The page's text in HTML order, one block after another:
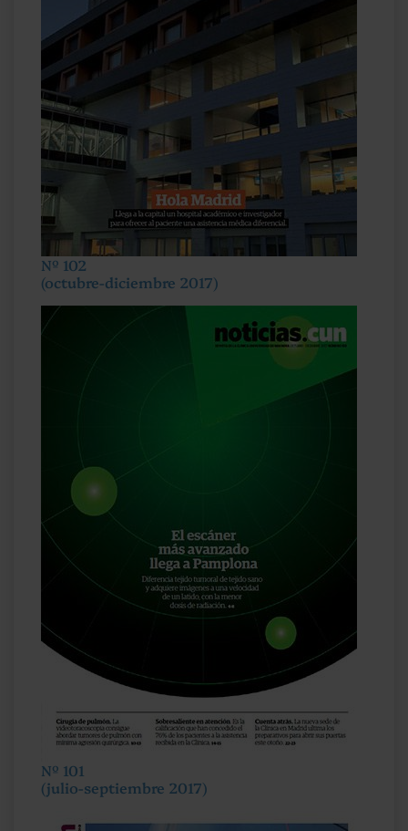
Nº 102
(octubre-diciembre 2017)
Nº 101
(julio-septiembre 2017)